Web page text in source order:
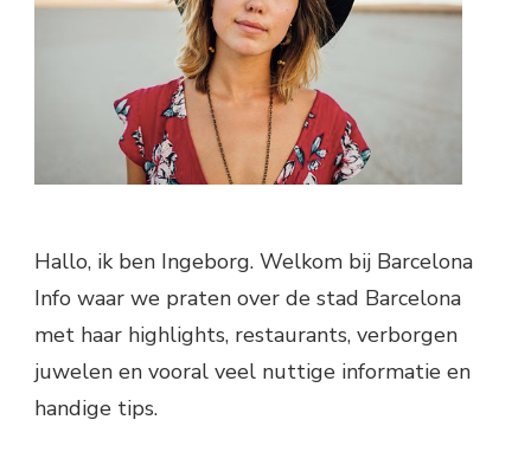
Hallo, ik ben Ingeborg. Welkom bij Barcelona
Info waar we praten over de stad Barcelona
met haar highlights, restaurants, verborgen
juwelen en vooral veel nuttige informatie en
handige tips.